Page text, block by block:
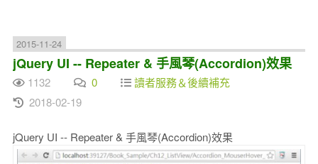
2015-11-24
jQuery UI -- Repeater & 手風琴(Accordion)效果
1132 0
讀者服務＆後續補充
2018-02-19
jQuery UI -- Repeater & 手風琴(Accordion)效果